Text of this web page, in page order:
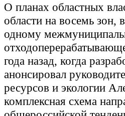
О планах областных
области на восемь зон,
одному
года назад, когда
анонсировал
ресурсов и экологии
комплексная схема